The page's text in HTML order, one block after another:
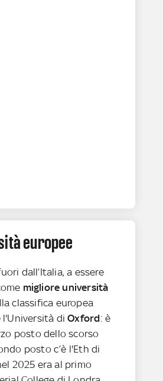
europee
dall’Italia, a essere
migliore università
classifica europea
l'Università diOxford: è
posto dello scorso
posto c’è l'Eth di
2025 era al primo